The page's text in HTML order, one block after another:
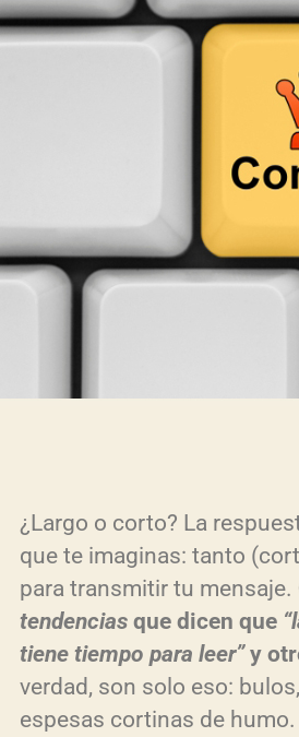
¿Largo o corto? La
que te imaginas: tanto
para transmitir tu mensaje.
tendencias que dicen que
tiene tiempo para leer”y
verdad, son solo eso:
espesas cortinas de humo.